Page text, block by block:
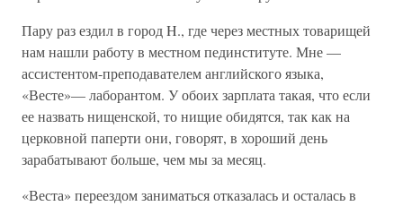
Пару раз ездил в город H., где через местных товарищей
нам нашли работу в местном пединституте. Мне —
ассистентом-преподавателем английского языка,
«Весте»— лаборантом. У обоих зарплата такая, что если
ее назвать нищенской, то нищие обидятся, так как на
церковной паперти они, говорят, в хороший день
зарабатывают больше, чем мы за месяц.
«Веста» переездом заниматься отказалась и осталась в